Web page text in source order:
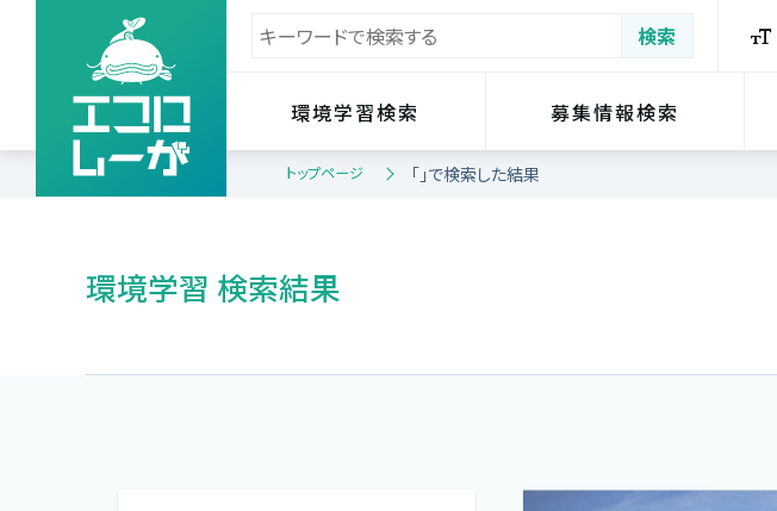
環境学習検索 募集情報検索
トップページ 「」で検索した結果
環境学習 検索結果